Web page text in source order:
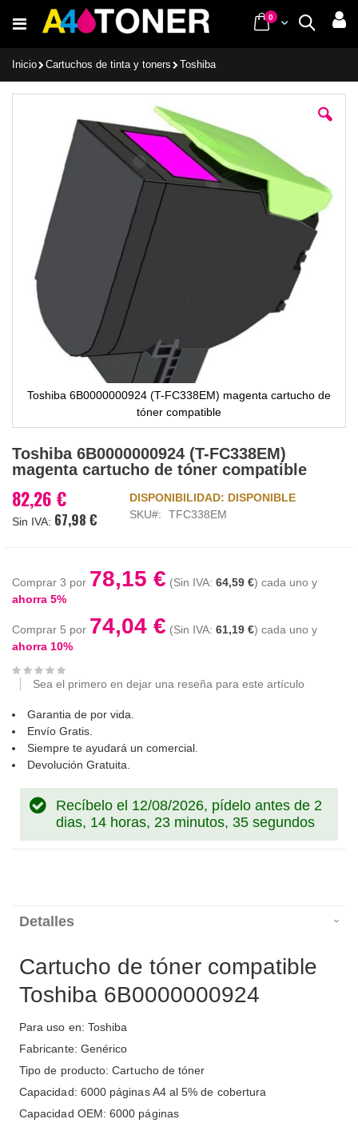
al
Buscar
Cart
0items
Inicio Cartuchos de tinta y toners Toshiba
imágenes
Toshiba 6B0000000924 (T-FC338EM) magenta cartucho de
tóner compatible
al
comienzo
la
galería
Toshiba 6B0000000924 (T-FC338EM)
magenta cartucho de tóner compatible
82,26 €
67,98 €
DISPONIBILIDAD: DISPONIBLE
SKU
TFC338EM
Comprar 3 por 78,15 € 64,59 € cada uno y
ahorra 5%
Comprar 5 por 74,04 € 61,19 € cada uno y
ahorra 10%
Sea el primero en dejar una reseña para este artículo
Garantia de por vida.
Envío Gratis.
Siempre te ayudará un comercial.
Devolución Gratuita.
Recíbelo el 12/08/2026, pídelo antes de 2
dias, 14 horas, 23 minutos, 35 segundos
Detalles
Cartucho de tóner compatible
Toshiba 6B0000000924
Para uso en: Toshiba
Fabricante: Genérico
Tipo de producto: Cartucho de tóner
Capacidad: 6000 páginas A4 al 5% de cobertura
Capacidad OEM: 6000 páginas